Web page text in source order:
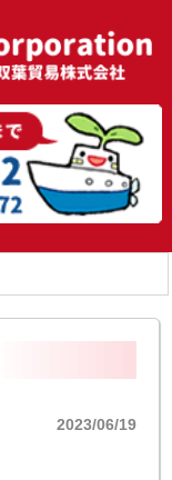
2023/06/19